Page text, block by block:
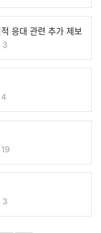
응대 관련 추가 제보
3
4
19
3